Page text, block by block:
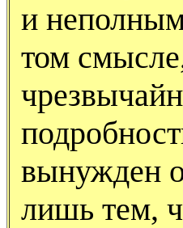
и
том
вынужден
лишь тем,